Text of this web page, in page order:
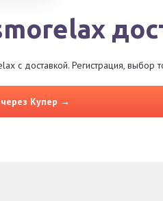
с доставкой. Регистрация, выбор
Купер →